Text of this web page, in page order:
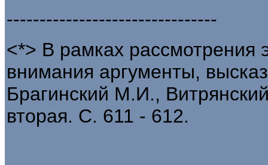
--------------------------------
<*> В рамках рассмотрения
внимания аргументы,
Брагинский М.И.,
вторая. С. 611 - 612.